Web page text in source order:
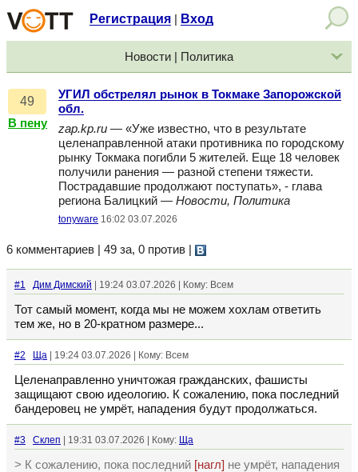
Регистрация Вход
Новости | Политика
49
В пену
УГИЛ обстрелял рынок в Токмаке Запорожской
обл.
zap.kp.ru — «Уже известно, что в результате
целенаправленной атаки противника по городскому
рынку Токмака погибли 5 жителей. Еще 18 человек
получили ранения — разной степени тяжести.
Пострадавшие продолжают поступать», - глава
региона Балицкий — Новости, Политика
tonyware 16:02 03.07.2026
6 комментариев | 49 за, 0 против
#1 Дим Димский | 19:24 03.07.2026 | Кому: Всем
Тот самый момент, когда мы не можем хохлам ответить
тем же, но в 20-кратном размере...
#2 Ща | 19:24 03.07.2026 | Кому: Всем
Целенаправленно уничтожая гражданских, фашисты
защищают свою идеологию. К сожалению, пока последний
бандеровец не умрёт, нападения будут продолжаться.
#3 Склеп | 19:31 03.07.2026 | Кому: Ща
> К сожалению, пока последний [нагл] не умрёт, нападения